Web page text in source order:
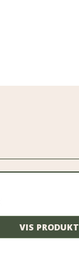
VIS PRODUKT